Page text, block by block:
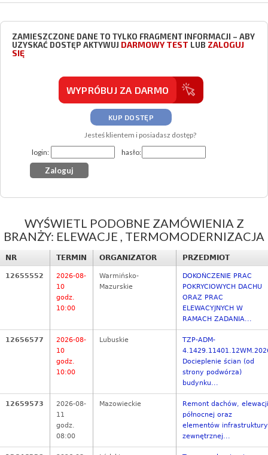
ZAMIESZCZONE DANE TO TYLKO FRAGMENT INFORMACJI – ABY
UZYSKAĆ DOSTĘP AKTYWUJ DARMOWY TEST LUB ZALOGUJ
SIĘ
WYPRÓBUJ ZA DARMO
KUP DOSTĘP
Jesteś klientem i posiadasz dostęp?
login:
hasło:
WYŚWIETL PODOBNE ZAMÓWIENIA Z
BRANŻY: ELEWACJE , TERMOMODERNIZACJA
NR TERMIN ORGANIZATOR PRZEDMIOT
12655552
2026-08-
10
godz.
10:00
Warmińsko-
Mazurskie
DOKOŃCZENIE PRAC
POKRYCIOWYCH DACHU
ORAZ PRAC
ELEWACYJNYCH W
RAMACH ZADANIA...
12656577
2026-08-
10
godz.
10:00
Lubuskie
TZP-ADM-
Docieplenie ścian (od
strony podwórza)
budynku...
12659573
2026-08-
11
godz.
08:00
Mazowieckie
Remont dachów, elewacji
północnej oraz
elementów infrastruktury
zewnętrznej...